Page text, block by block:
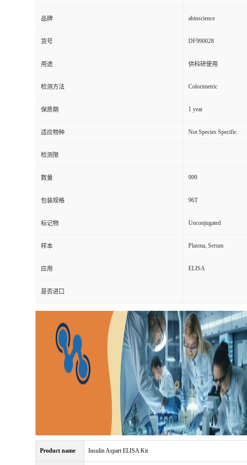
品牌 abinscience
货号 DF990028
用途 供科研使用
检测方法 Colorimetric
保质期 1 year
适应物种 Not Species Specific
检测限
数量 999
包装规格 96T
标记物 Unconjugated
样本 Plasma, Serum
应用 ELISA
是否进口
Product name Insulin Aspart ELISA Kit